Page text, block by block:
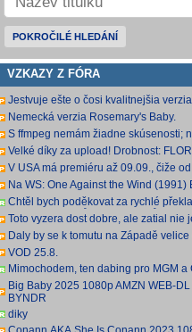
POKROČILÉ HLEDÁNÍ
VZKAZY Z FÓRA
Jestvuje ešte o čosi kvalitnejšia
sa mi nepodarilo zohnať.
Welcome.Home.Baby.2025.G
Nemecká verzia Rosemary's Baby.
TSCC [1,74 GB] V príloh
S ffmpeg nemám žiadne skúsenosti;
na teba. Môžeš opraviť a nahodiť na
Velké díky za upload! Drobnost:
namapoval audio kanály (nejspíš
převodem z DTS
V USA má premiéru až 09.09., čiže
dátumu bude VoD za taký mesiac,
Na WS: One Against the Wind (1991)
tit.mkv Polské titulky, ale kvalita
Chtěl bych poděkovat za rychlé
zajímavých titulů, patří Vám můj dík.
mrzí ,že
Toto vyzera dost dobre, ale zatial nie
datum vydania na VOD.
Daly by se k tomutu na Západě velice
oceněnému televiznímu snímku
VOD 25.8.
Mimochodem, ten dabing pro MGM a
r. 2007 je fakt bizarní. Zdá se, že když
překladatel P
Big Baby 2025 1080p AMZN WEB-
BYNDR
diky